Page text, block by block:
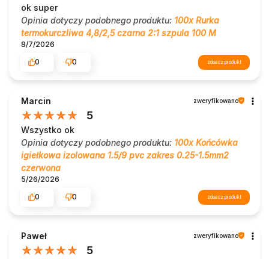
ok super
Opinia dotyczy podobnego produktu: 100x Rurka
termokurczliwa 4,8/2,5 czarna 2:1 szpula 100 M
8/7/2026
0
0 zobacz produkt
Marcin zweryfikowano
5
Wszystko ok
Opinia dotyczy podobnego produktu: 100x Końcówka
igiełkowa izolowana 1.5/9 pvc zakres 0.25-1.5mm2
czerwona
5/26/2026
0
0 zobacz produkt
Paweł zweryfikowano
5